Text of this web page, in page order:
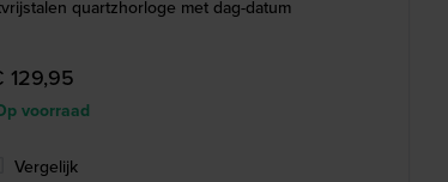
quartzhorloge met dag-datum
129,95
voorraad
Vergelijk